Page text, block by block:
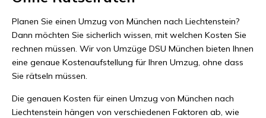
Planen Sie einen Umzug von München nach Liechtenstein?
Dann möchten Sie sicherlich wissen, mit welchen Kosten Sie
rechnen müssen. Wir von Umzüge DSU München bieten Ihnen
eine genaue Kostenaufstellung für Ihren Umzug, ohne dass
Sie rätseln müssen.
Die genauen Kosten für einen Umzug von München nach
Liechtenstein hängen von verschiedenen Faktoren ab, wie